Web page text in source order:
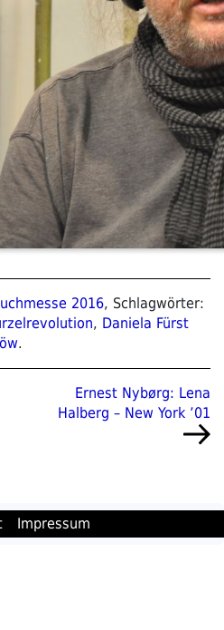
2016, Schlagwörter:
, Daniela Fürst
.
Nächster
Beitrag
Ernest Nybørg: Lena
Halberg – New York ’01
Impressum